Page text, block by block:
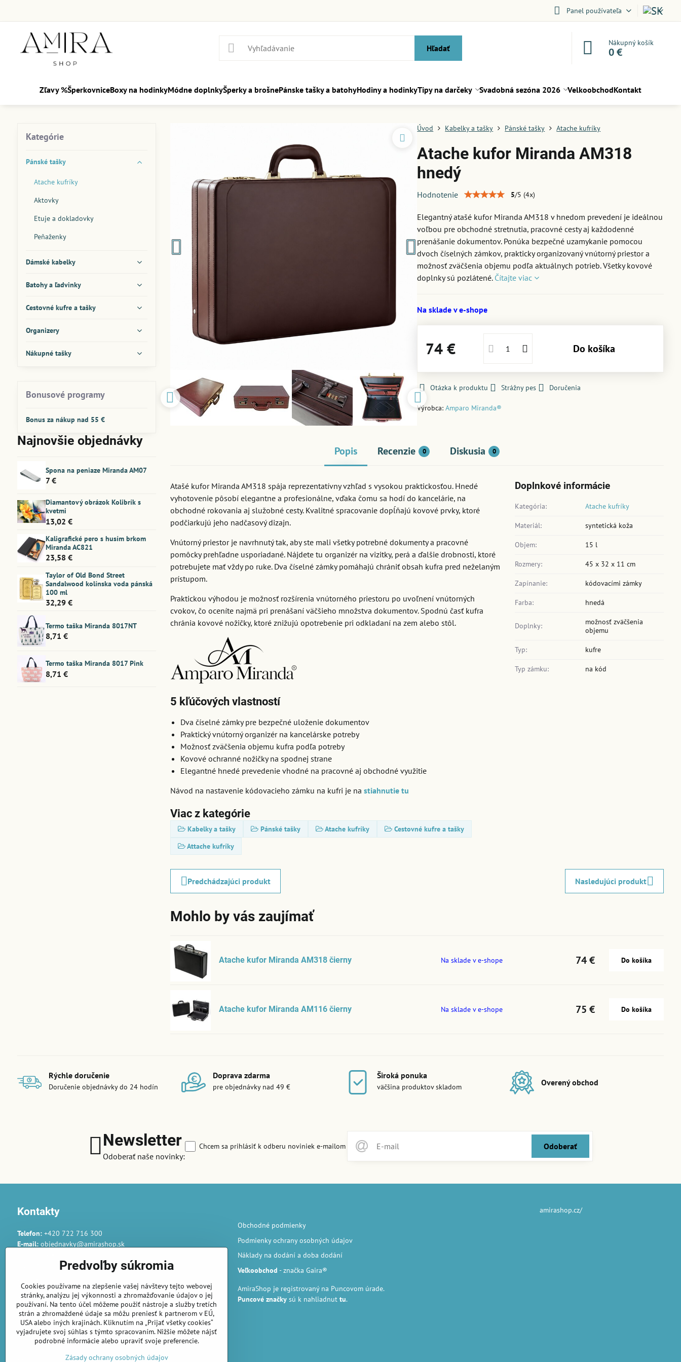
Panel používateľa
Hľadať
Nákupný košík
0 €
Zľavy %ŠperkovniceBoxy na hodinkyMódne doplnkyŠperky a brošnePánske tašky a batohyHodiny a hodinkyTipy na darčeky Svadobná sezóna 2026 VelkoobchodKontakt
Úvod Kabelky a tašky Pánské tašky Atache kufríky
Atache kufor Miranda AM318
hnedý
Hodnotenie 5/5 (4x)
Elegantný atašé kufor Miranda AM318 v hnedom prevedení je ideálnou
voľbou pre obchodné stretnutia, pracovné cesty aj každodenné
prenášanie dokumentov. Ponúka bezpečné uzamykanie pomocou
dvoch číselných zámkov, prakticky organizovaný vnútorný priestor a
možnosť zväčšenia objemu podľa aktuálnych potrieb. Všetky kovové
doplnky sú pozlátené. Čítajte viac
Na sklade v e-shope
74 € Do košíka
Otázka k produktu Strážny pes Doručenia
Výrobca:Amparo Miranda®
Popis Recenzie 0 Diskusia 0
Atašé kufor Miranda AM318 spája reprezentatívny vzhľad s vysokou praktickosťou. Hnedé
vyhotovenie pôsobí elegantne a profesionálne, vďaka čomu sa hodí do kancelárie, na
obchodné rokovania aj služobné cesty. Kvalitné spracovanie dopĺňajú kovové prvky, ktoré
podčiarkujú jeho nadčasový dizajn.
Vnútorný priestor je navrhnutý tak, aby ste mali všetky potrebné dokumenty a pracovné
pomôcky prehľadne usporiadané. Nájdete tu organizér na vizitky, perá a ďalšie drobnosti, ktoré
potrebujete mať vždy po ruke. Dva číselné zámky pomáhajú chrániť obsah kufra pred neželaným
prístupom.
Praktickou výhodou je možnosť rozšírenia vnútorného priestoru po uvoľnení vnútorných
cvokov, čo oceníte najmä pri prenášaní väčšieho množstva dokumentov. Spodnú časť kufra
chránia kovové nožičky, ktoré znižujú opotrebenie pri odkladaní na zem alebo stôl.
5 kľúčových vlastností
Dva číselné zámky pre bezpečné uloženie dokumentov
Praktický vnútorný organizér na kancelárske potreby
Možnosť zväčšenia objemu kufra podľa potreby
Kovové ochranné nožičky na spodnej strane
Elegantné hnedé prevedenie vhodné na pracovné aj obchodné využitie
Návod na nastavenie kódovacieho zámku na kufri je nastiahnutie tu
Viac z kategórie
Kabelky a tašky Pánské tašky Atache kufríky
Cestovné kufre a tašky
Attache kufríky
Doplnkové informácie
Kategória: Atache kufríky
Materiál: syntetická koža
Objem: 15 l
Rozmery: 45 x 32 x 11 cm
Zapínanie: kódovacími zámky
Farba: hnedá
Doplnky:
možnosť zväčšenia
objemu
Typ: kufre
Typ zámku: na kód
Predchádzajúci produkt Nasledujúci produkt
Mohlo by vás zaujímať
Atache kufor Miranda AM318 čierny Na sklade v e-shope 74 € Do košíka
Atache kufor Miranda AM116 čierny Na sklade v e-shope 75 € Do košíka
Kategórie
Pánské tašky
Atache kufríky
Aktovky
Etuje a dokladovky
Peňaženky
Dámské kabelky
Batohy a ľadvinky
Cestovné kufre a tašky
Organizery
Nákupné tašky
Bonusové programy
Bonus za nákup nad 55 €
Najnovšie objednávky
Spona na peniaze Miranda AM07
7 €
Diamantový obrázok Kolibrík s
kvetmi
13,02 €
Kaligrafické pero s husím brkom
Miranda AC821
23,58 €
Taylor of Old Bond Street
Sandalwood kolínska voda pánská
100 ml
32,29 €
Termo taška Miranda 8017NT
8,71 €
Termo taška Miranda 8017 Pink
8,71 €
Rýchle doručenie
Doručenie objednávky do 24 hodín
Doprava zdarma
pre objednávky nad 49 €
Široká ponuka
väčšina produktov skladom Overený obchod
Newsletter
Odoberať naše novinky:
Odoberať
Chcem sa prihlásiť k odberu noviniek e-mailom
Kontakty
Telefon:+420 722 716 300
E-mail:objednavky@amirashop.sk
česky, anglicky, rusky, španělsky, polsky
Gairaca s.r.o.
74253 Kunín 348
Česká republika
Objednávky
Stav objednávky
Obchodné podmienky
Podmienky ochrany osobných údajov
Náklady na dodání a doba dodání
Veľkoobchod - značka Gaira®
AmiraShop je registrovaný na Puncovom úrade.
Puncové značkysú k nahliadnut tu.
amirashop.cz/
Predvoľby súkromia
Cookies používame na zlepšenie vašej návštevy tejto webovej
stránky, analýzu jej výkonnosti a zhromažďovanie údajov o jej
používaní. Na tento účel môžeme použiť nástroje a služby tretích
strán a zhromaždené údaje sa môžu preniesť k partnerom v EÚ,
USA alebo iných krajinách. Kliknutím na „Prijať všetky cookies“
vyjadrujete svoj súhlas s týmto spracovaním. Nižšie môžete nájsť
podrobné informácie alebo upraviť svoje preferencie.
Zásady ochrany osobných údajov